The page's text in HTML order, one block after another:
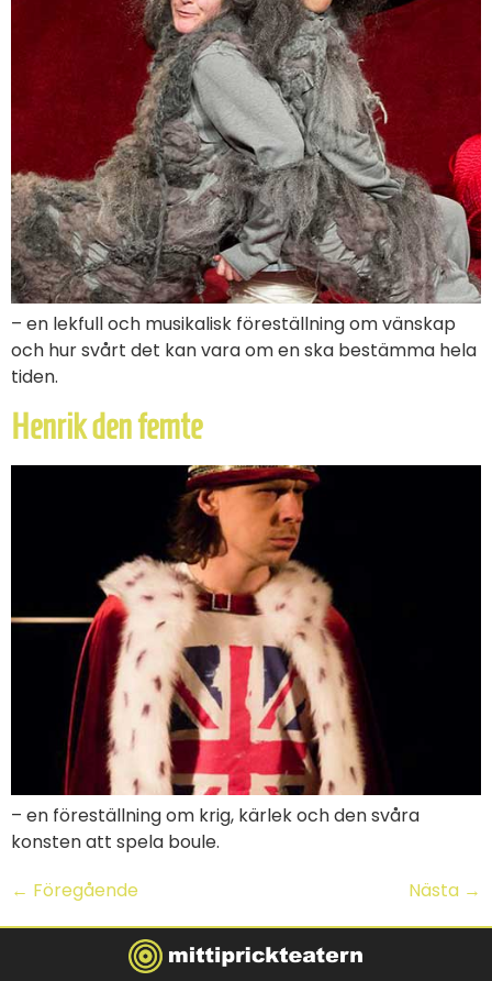
– en lekfull och musikalisk föreställning om vänskap
och hur svårt det kan vara om en ska bestämma hela
tiden.
Henrik den femte
– en föreställning om krig, kärlek och den svåra
konsten att spela boule.
← Föregående Nästa →